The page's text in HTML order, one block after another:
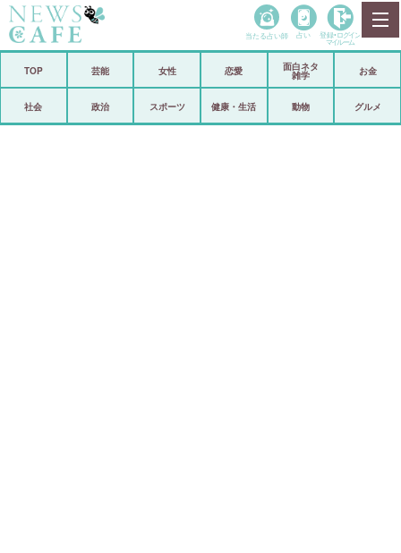
政治
当たる占い師 占い 登録• ログイン
マイルーム
TOP 芸能 女性 恋愛
面白ネタ
雑学
お金
社会 政治 スポーツ 健康・生活 動物 グルメ